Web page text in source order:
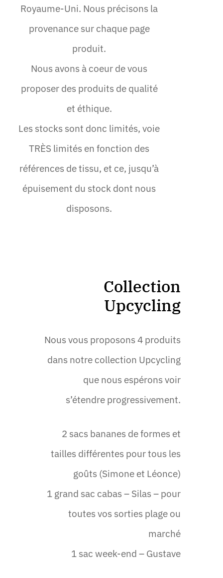
Royaume-Uni. Nous précisons la
provenance sur chaque page
produit.
Nous avons à coeur de vous
proposer des produits de qualité
et éthique.
Les stocks sont donc limités, voie
TRÈS limités en fonction des
références de tissu, et ce, jusqu’à
épuisement du stock dont nous
disposons.
Collection
Upcycling
Nous vous proposons 4 produits
dans notre collection Upcycling
que nous espérons voir
s’étendre progressivement.
2 sacs bananes de formes et
tailles différentes pour tous les
goûts (Simone et Léonce)
1 grand sac cabas – Silas – pour
toutes vos sorties plage ou
marché
1 sac week-end – Gustave